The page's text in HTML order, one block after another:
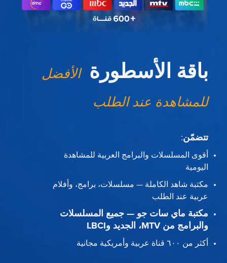
باقة الأسطورة الأفضل
للمشاهدة عند الطلب
تتضمّن:
أقوى المسلسلات والبرامج العربية للمشاهدة
اليومية
مكتبة شاهد الكاملة — مسلسلات، برامج، وأفلام
عربية عند الطلب
مكتبة ماي سات جو — جميع المسلسلات
والبرامج من MTV، الجديد وLBCI
أكثر من ٦٠٠ قناة عربية وأمريكية مجانية